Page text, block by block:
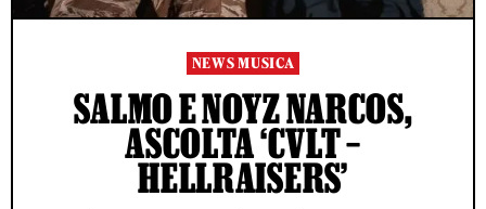
NEWS MUSICA
SALMO E NOYZ NARCOS,
ASCOLTA ‘CVLT –
HELLRAISERS’